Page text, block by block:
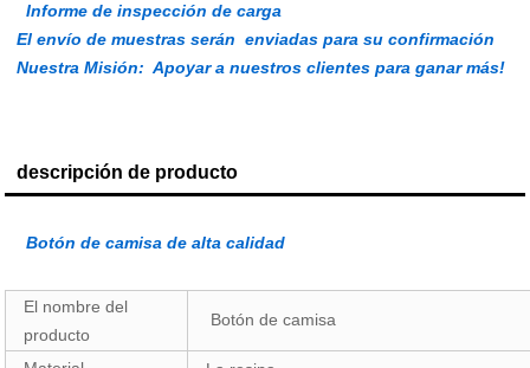
Informe de inspección de carga
El envío de muestras serán enviadas para su confirmación
Nuestra Misión: Apoyar a nuestros clientes para ganar más!
descripción de producto
Botón de camisa de alta calidad
El nombre del
producto
Botón de camisa